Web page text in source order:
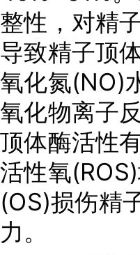
整性，对精
导致精子顶
氧化氮(NO)
氧化物离子
顶体酶活性
活性氧
(OS)损伤精
力。